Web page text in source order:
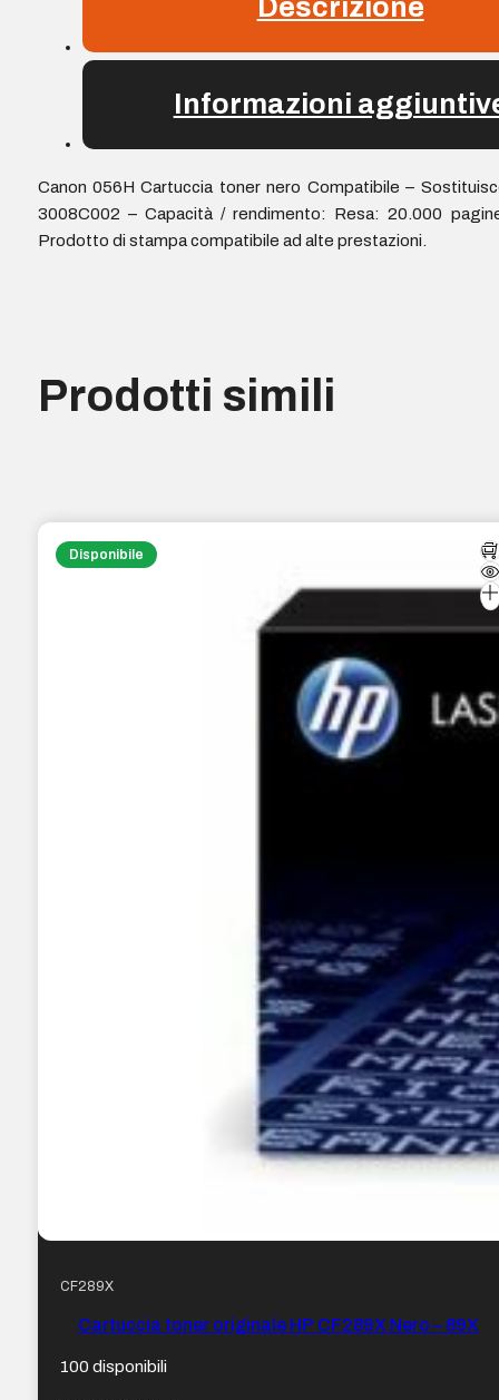
Descrizione
Informazioni
Canon 056H Cartuccia toner nero Compatibile –
3008C002 – Capacità / rendimento: Resa: 20.000
Prodotto di stampa compatibile ad alte prestazioni.
Prodotti simili
Disponibile
CF289X
Cartuccia toner originale HP CF289X Nero – 89X
100 disponibili